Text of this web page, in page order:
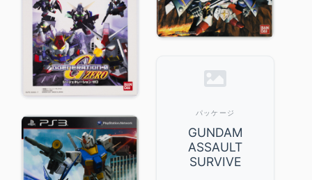
パッケージ
GUNDAM
ASSAULT
SURVIVE